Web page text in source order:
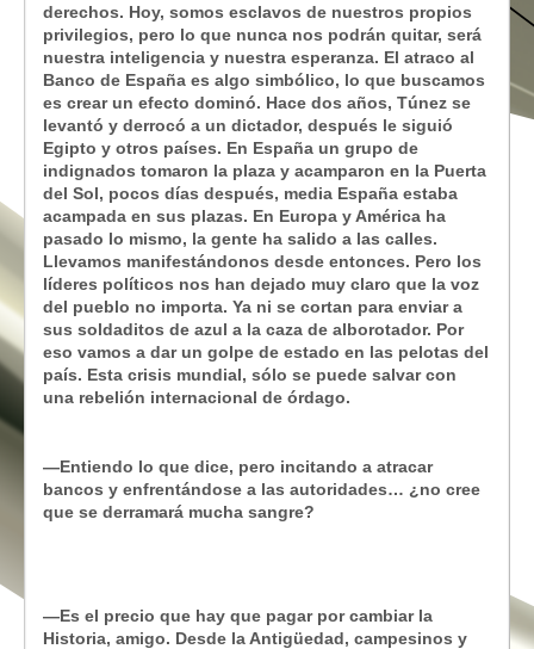
derechos. Hoy, somos esclavos de nuestros propios
privilegios, pero lo que nunca nos podrán quitar, será
nuestra inteligencia y nuestra esperanza. El atraco al
Banco de España es algo simbólico, lo que buscamos
es crear un efecto dominó. Hace dos años, Túnez se
levantó y derrocó a un dictador, después le siguió
Egipto y otros países. En España un grupo de
indignados tomaron la plaza y acamparon en la Puerta
del Sol, pocos días después, media España estaba
acampada en sus plazas. En Europa y América ha
pasado lo mismo, la gente ha salido a las calles.
Llevamos manifestándonos desde entonces. Pero los
líderes políticos nos han dejado muy claro que la voz
del pueblo no importa. Ya ni se cortan para enviar a
sus soldaditos de azul a la caza de alborotador. Por
eso vamos a dar un golpe de estado en las pelotas del
país. Esta crisis mundial, sólo se puede salvar con
una rebelión internacional de órdago.
—Entiendo lo que dice, pero incitando a atracar
bancos y enfrentándose a las autoridades… ¿no cree
que se derramará mucha sangre?
—Es el precio que hay que pagar por cambiar la
Historia, amigo. Desde la Antigüedad, campesinos y